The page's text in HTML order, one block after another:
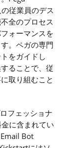
従業員のデス
全のプロセス
ォーマンスを
。ペガの専門
をガイドし
ることで、従
取り組むこと
フェッショナ
に含まれてい
Bot